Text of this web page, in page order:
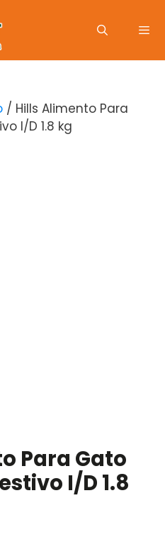
/ Hills Alimento Para
I/D 1.8 kg
Para Gato
I/D 1.8